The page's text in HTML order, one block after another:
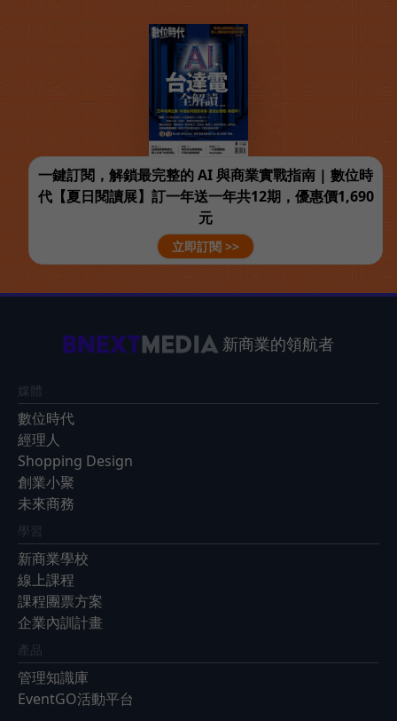
一鍵訂閱，解鎖最完整的 AI 與商業實戰指南 | 數位時
代【夏日閱讀展】訂一年送一年共12期，優惠價1,690
元
立即訂閱 >>
新商業的領航者
媒體
數位時代
經理人
Shopping Design
創業小聚
未來商務
學習
新商業學校
線上課程
課程團票方案
企業內訓計畫
產品
管理知識庫
EventGO活動平台